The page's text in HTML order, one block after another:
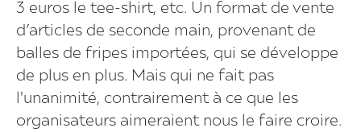
3 euros le tee-shirt, etc. Un format de vente
d’articles de seconde main, provenant de
balles de fripes importées, qui se développe
de plus en plus. Mais qui ne fait pas
l'unanimité, contrairement à ce que les
organisateurs aimeraient nous le faire croire.